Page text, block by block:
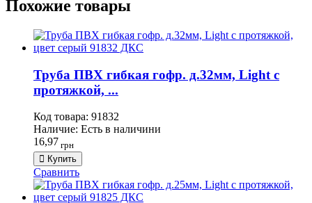
Похожие товары
Труба ПВХ гибкая гофр. д.32мм, Light с
протяжкой, ...
Код товара: 91832
Наличие: Есть в наличини
16,97 грн
Купить
Сравнить